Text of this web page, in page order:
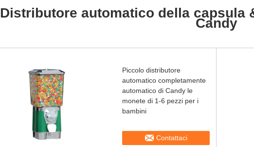
Distributore automatico della capsula
Candy
Piccolo distributore
automatico completamente
automatico di Candy le
monete di 1-6 pezzi per i
bambini
Contattaci